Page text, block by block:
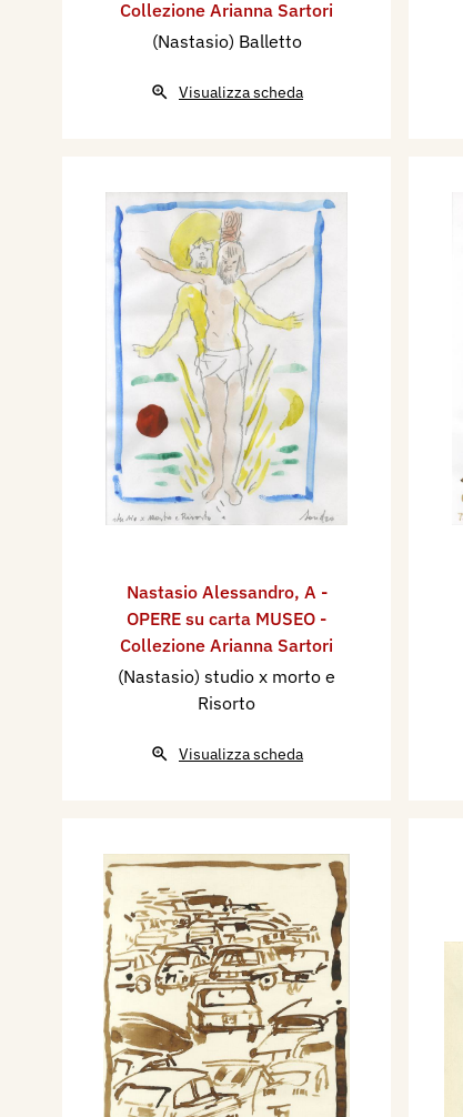
Collezione Arianna Sartori
(Nastasio) Balletto
Visualizza scheda
Nastasio Alessandro, A -
OPERE su carta MUSEO -
Collezione Arianna Sartori
(Nastasio) studio x morto e
Risorto
Visualizza scheda